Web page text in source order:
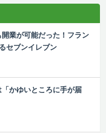
業が可能だった！フラン
セブンイレブン
「かゆいところに手が届